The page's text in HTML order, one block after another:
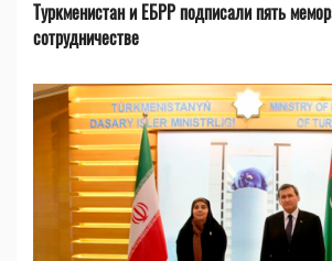
Туркменистан и ЕБРР подписали пять
сотрудничестве